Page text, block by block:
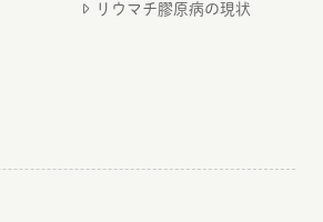
リウマチ膠原病の現状